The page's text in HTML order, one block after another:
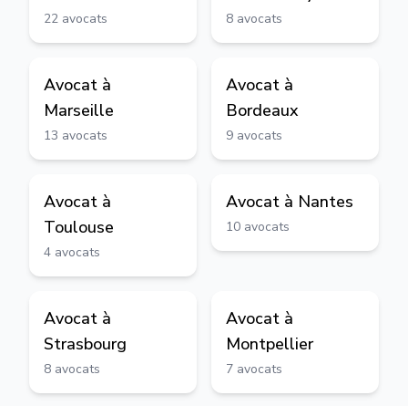
22 avocats 8 avocats
Avocat à
Marseille
13 avocats
Avocat à
Bordeaux
9 avocats
Avocat à
Toulouse
4 avocats
Avocat à Nantes
10 avocats
Avocat à
Strasbourg
8 avocats
Avocat à
Montpellier
7 avocats